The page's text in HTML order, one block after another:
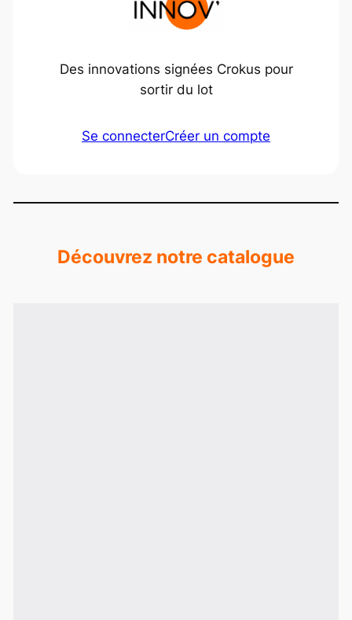
Des innovations signées Crokus pour
sortir du lot
Se connecterCréer un compte
Découvrez notre catalogue